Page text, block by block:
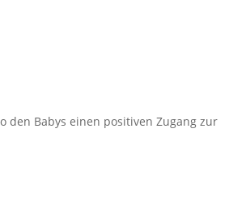
den Babys einen positiven Zugang zur